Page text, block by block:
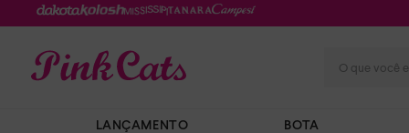
LANÇAMENTO BOTA